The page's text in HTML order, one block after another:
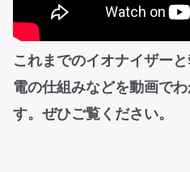
これまでのイオナイザー
電の仕組みなどを動画で
す。ぜひご覧ください。